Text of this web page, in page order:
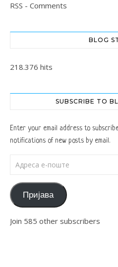
RSS - Comments
BLOG
218.376 hits
SUBSCRIBE TO
Enter your email address to
notifications of new posts by email.
Пријава
Join 585 other subscribers